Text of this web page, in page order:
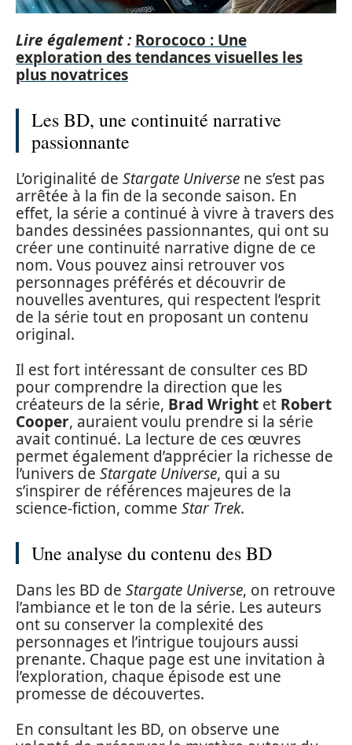
Lire également : Rorococo : Une
exploration des tendances visuelles les
plus novatrices
Les BD, une continuité narrative
passionnante
L’originalité de Stargate Universe ne s’est pas
arrêtée à la fin de la seconde saison. En
effet, la série a continué à vivre à travers des
bandes dessinées passionnantes, qui ont su
créer une continuité narrative digne de ce
nom. Vous pouvez ainsi retrouver vos
personnages préférés et découvrir de
nouvelles aventures, qui respectent l’esprit
de la série tout en proposant un contenu
original.
Il est fort intéressant de consulter ces BD
pour comprendre la direction que les
créateurs de la série, Brad Wright et Robert
Cooper, auraient voulu prendre si la série
avait continué. La lecture de ces œuvres
permet également d’apprécier la richesse de
l’univers de Stargate Universe, qui a su
s’inspirer de références majeures de la
science-fiction, comme Star Trek.
Une analyse du contenu des BD
Dans les BD de Stargate Universe, on retrouve
l’ambiance et le ton de la série. Les auteurs
ont su conserver la complexité des
personnages et l’intrigue toujours aussi
prenante. Chaque page est une invitation à
l’exploration, chaque épisode est une
promesse de découvertes.
En consultant les BD, on observe une